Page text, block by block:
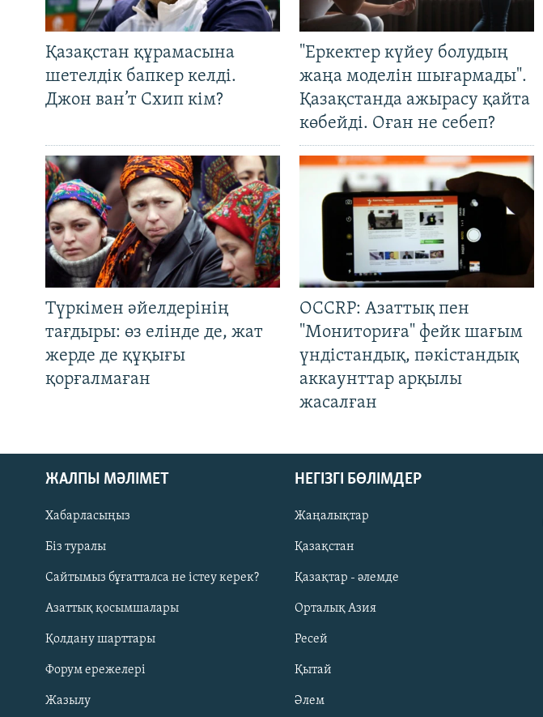
Русский
ЖАЗЫЛЫҢЫЗ
Қазақстан құрамасына
шетелдік бапкер келді.
Джон ван’т Схип кім?
"Еркектер күйеу болудың
жаңа моделін шығармады".
Қазақстанда ажырасу қайта
көбейді. Оған не себеп?
Түркімен әйелдерінің
тағдыры: өз елінде де, жат
жерде де құқығы
қорғалмаған
OCCRP: Азаттық пен
"Мониториға" фейк шағым
үндістандық, пәкістандық
аккаунттар арқылы
жасалған
ЖАЛПЫ МӘЛІМЕТ
Хабарласыңыз
Біз туралы
Сайтымыз бұғатталса не істеу керек?
Азаттық қосымшалары
Қолдану шарттары
Форум ережелері
Жазылу
НЕГІЗГІ БӨЛІМДЕР
Жаңалықтар
Қазақстан
Қазақтар - әлемде
Орталық Азия
Ресей
Қытай
Әлем